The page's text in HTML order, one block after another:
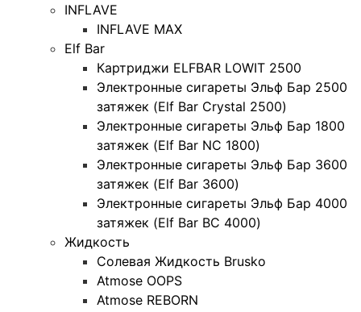
INFLAVE
INFLAVE MAX
Elf Bar
Картриджи ELFBAR LOWIT 2500
Электронные сигареты Эльф Бар 2500
затяжек (Elf Bar Crystal 2500)
Электронные сигареты Эльф Бар 1800
затяжек (Elf Bar NC 1800)
Электронные сигареты Эльф Бар 3600
затяжек (Elf Bar 3600)
Электронные сигареты Эльф Бар 4000
затяжек (Elf Bar BC 4000)
Жидкость
Солевая Жидкость Brusko
Atmose OOPS
Atmose REBORN